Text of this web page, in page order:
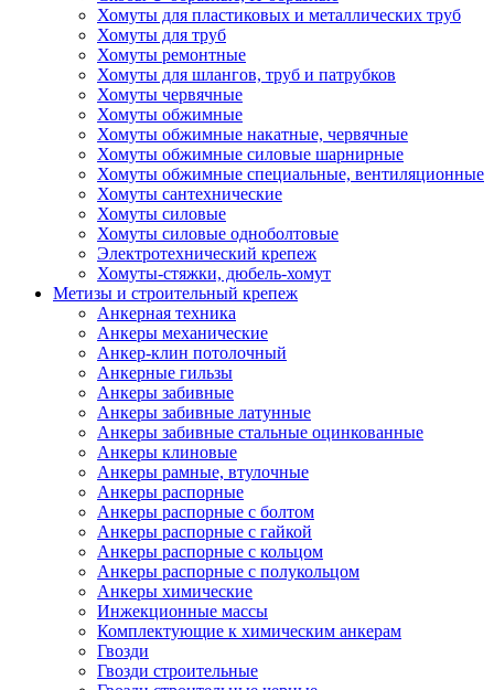
Хомуты для пластиковых и металлических труб
Хомуты для труб
Хомуты ремонтные
Хомуты для шлангов, труб и патрубков
Хомуты червячные
Хомуты обжимные
Хомуты обжимные накатные, червячные
Хомуты обжимные силовые шарнирные
Хомуты обжимные специальные, вентиляционные
Хомуты сантехнические
Хомуты силовые
Хомуты силовые одноболтовые
Электротехнический крепеж
Хомуты-стяжки, дюбель-хомут
Метизы и строительный крепеж
Анкерная техника
Анкеры механические
Анкер-клин потолочный
Анкерные гильзы
Анкеры забивные
Анкеры забивные латунные
Анкеры забивные стальные оцинкованные
Анкеры клиновые
Анкеры рамные, втулочные
Анкеры распорные
Анкеры распорные с болтом
Анкеры распорные с гайкой
Анкеры распорные с кольцом
Анкеры распорные с полукольцом
Анкеры химические
Инжекционные массы
Комплектующие к химическим анкерам
Гвозди
Гвозди строительные